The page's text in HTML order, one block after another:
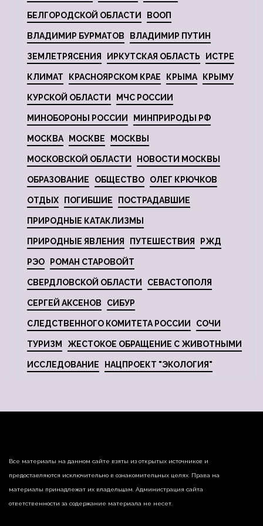
БЕЛГОРОДСКОЙ ОБЛАСТИ ВООП
ВЛАДИМИР БУРМАТОВ ВЛАДИМИР ПУТИН
ЗЕМЛЕТРЯСЕНИЯ ИРКУТСКАЯ ОБЛАСТЬ ИСТРЕ
КЛИМАТ КРАСНОЯРСКОМ КРАЕ КРЫМА КРЫМУ
КУРСКОЙ ОБЛАСТИ МЧС РОССИИ
МИНОБОРОНЫ РОССИИ МИНПРИРОДЫ РФ
МОСКВА МОСКВЕ МОСКВЫ
МОСКОВСКОЙ ОБЛАСТИ НОВОСТИ МОСКВЫ
ОБРАЗОВАНИЕ ОБЩЕСТВО ОЛЕГ КРЮЧКОВ
ОТДЫХ ПОГИБШИЕ ПОСТРАДАВШИЕ
ПРИРОДНЫЕ КАТАКЛИЗМЫ
ПРИРОДНЫЕ ЯВЛЕНИЯ ПУТЕШЕСТВИЯ РЖД
РЭО РОМАН СТАРОВОЙТ
СВЕРДЛОВСКОЙ ОБЛАСТИ СЕВАСТОПОЛЯ
СЕРГЕЙ АКСЕНОВ СИБУР
СЛЕДСТВЕННОГО КОМИТЕТА РОССИИ СОЧИ
ТУРИЗМ ЖЕСТОКОЕ ОБРАЩЕНИЕ С ЖИВОТНЫМИ
ИССЛЕДОВАНИЕ НАЦПРОЕКТ "ЭКОЛОГИЯ"
Все материалы на данном сайте взяты из открытых источников и
предоставляются исключительно в ознакомительных целях. Права на
материалы принадлежат их владельцам. Администрация сайта
ответственности за содержание материала не несет.